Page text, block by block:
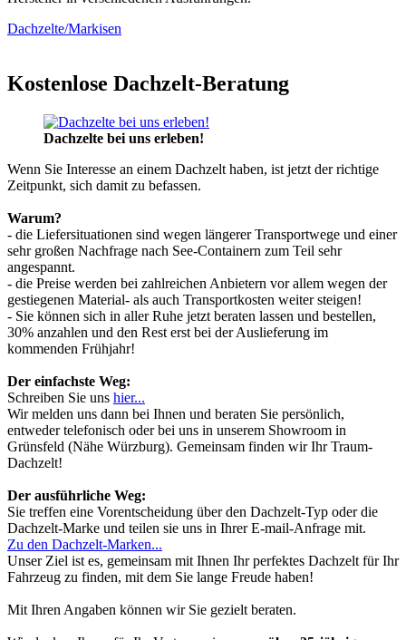
Dachzelte/Markisen
Kostenlose Dachzelt-Beratung
Dachzelte bei uns erleben!
Wenn Sie Interesse an einem Dachzelt haben, ist jetzt der richtige
Zeitpunkt, sich damit zu befassen.
Warum?
- die Liefersituationen sind wegen längerer Transportwege und einer
sehr großen Nachfrage nach See-Containern zum Teil sehr
angespannt.
- die Preise werden bei zahlreichen Anbietern vor allem wegen der
gestiegenen Material- als auch Transportkosten weiter steigen!
- Sie können sich in aller Ruhe jetzt beraten lassen und bestellen,
30% anzahlen und den Rest erst bei der Auslieferung im
kommenden Frühjahr!
Der einfachste Weg:
Schreiben Sie uns hier...
Wir melden uns dann bei Ihnen und beraten Sie persönlich,
entweder telefonisch oder bei uns in unserem Showroom in
Grünsfeld (Nähe Würzburg). Gemeinsam finden wir Ihr Traum-
Dachzelt!
Der ausführliche Weg:
Sie treffen eine Vorentscheidung über den Dachzelt-Typ oder die
Dachzelt-Marke und teilen sie uns in Ihrer E-mail-Anfrage mit.
Zu den Dachzelt-Marken...
Unser Ziel ist es, gemeinsam mit Ihnen Ihr perfektes Dachzelt für Ihr
Fahrzeug zu finden, mit dem Sie lange Freude haben!
Mit Ihren Angaben können wir Sie gezielt beraten.